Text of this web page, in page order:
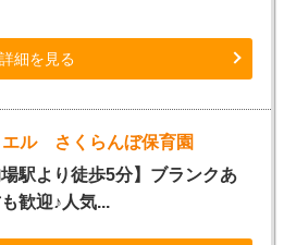
詳細を見る
エル さくらんぼ保育園
場駅より徒歩5分】ブランクあ
歓迎♪人気...